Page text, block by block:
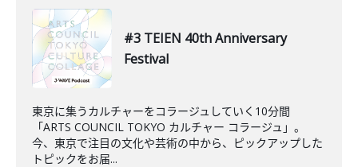
#3 TEIEN 40th Anniversary
Festival
東京に集うカルチャーをコラージュしていく10分間
「ARTS COUNCIL TOKYO カルチャー コラージュ」。
今、東京で注目の文化や芸術の中から、ピックアップした
トピックをお届...